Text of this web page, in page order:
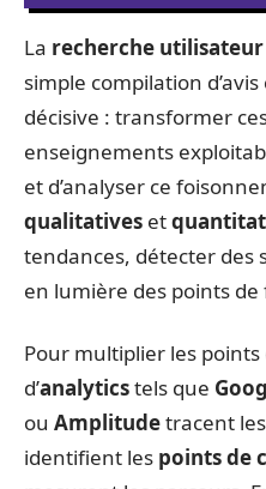
La recherche utilisateur
simple compilation
décisive : transformer
enseignements
et d’analyser ce
qualitatives et
tendances, détecter des
en lumière des points
Pour multiplier les
d’analyticstels que
ou Amplitudetracent
identifient les points de